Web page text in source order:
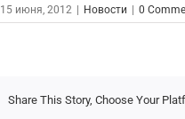
15 июня, 2012 Новости 0
Share This Story, Choose Your